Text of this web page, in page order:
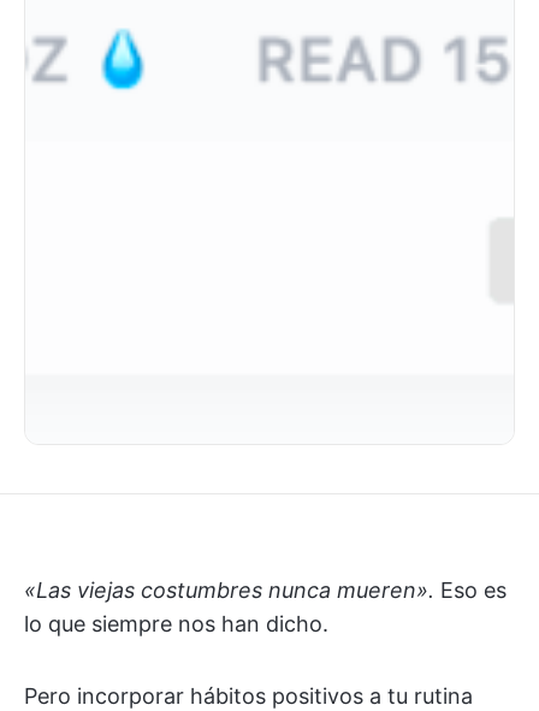
«Las viejas costumbres nunca mueren». Eso es
lo que siempre nos han dicho.
Pero incorporar hábitos positivos a tu rutina